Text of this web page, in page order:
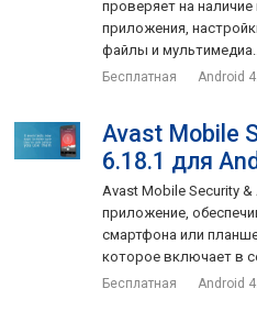
проверяет на
приложения,
файлы и
Бесплатная Android
Avast Mobile
6.18.1 для
Avast Mobile Security
приложение,
смартфона или
которое включает в
Бесплатная Android